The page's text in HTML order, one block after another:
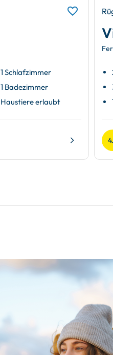
1 Schlafzimmer
1 Badezimmer
Haustiere erlaubt